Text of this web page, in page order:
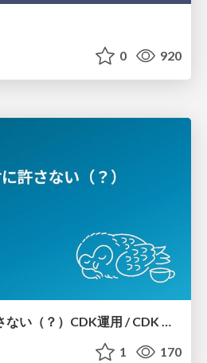
0 920
ドリフトを絶対に許さない（？）CDK運用 / CDK Ops with Zero Tolerance for Drifts (?)
1 170